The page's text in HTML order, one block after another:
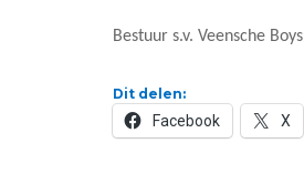
Bestuur s.v. Veensche Boys
Dit delen:
Facebook X